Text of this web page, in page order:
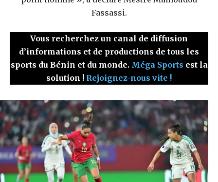
Fassassi.
Vous recherchez un canal de diffusion
d’informations et de productions de tous les
sports du Bénin et du monde. Méga Sports est la
solution ! Rejoignez-nous vite !